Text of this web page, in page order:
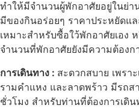
ทำให้มีจำนวนผู้พักอาศัยอยู่ในย่า
มีของกินอร่อยๆ ราคาประหยัดแ
เหมาะสำหรับซื้อใว้พักอาศัยเอง
จำนวนที่พักอาศัยยังมีความต้องก
การเดินทาง : สะดวกสบาย เพรา
รามคำแหง และลาดพร้าว มีรถ
ชั่วโมง สำหรับท่านที่ต้องการเดิ